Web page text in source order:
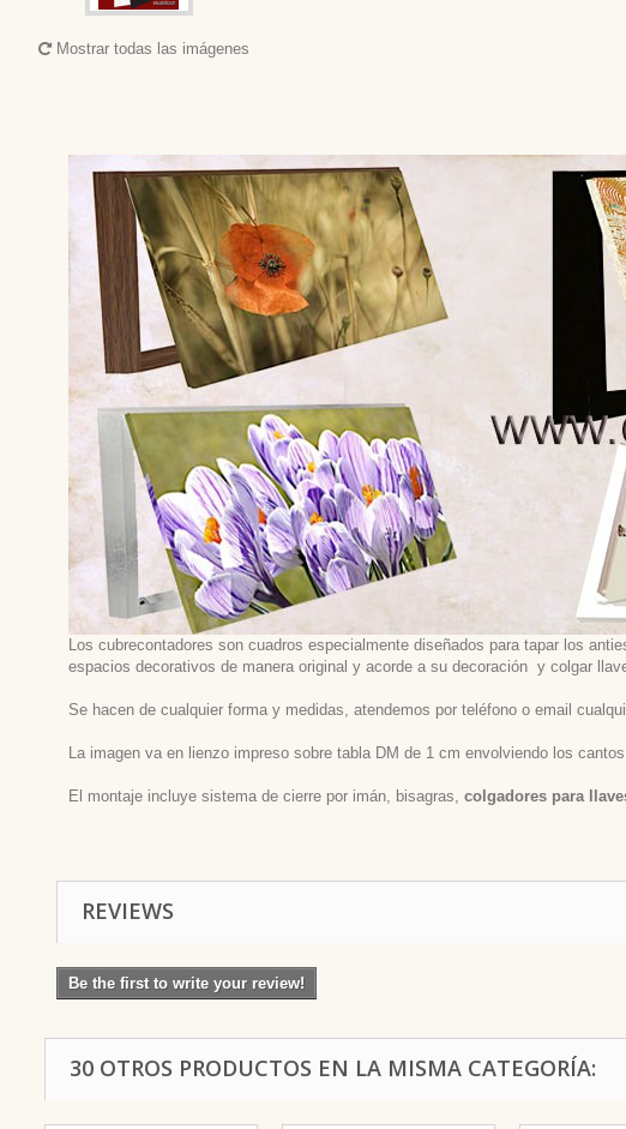
Mostrar todas las imágenes
Los cubrecontadores son cuadros especialmente diseñados para tapar los
espacios decorativos de manera original y acorde a su decoración y colgar
Se hacen de cualquier forma y medidas, atendemos por teléfono o email
La imagen va en lienzo impreso sobre tabla DM de 1 cm envolviendo los
El montaje incluye sistema de cierre por imán, bisagras, colgadores para
REVIEWS
Be the first to write your review!
30 OTROS PRODUCTOS EN LA MISMA CATEGORÍA: